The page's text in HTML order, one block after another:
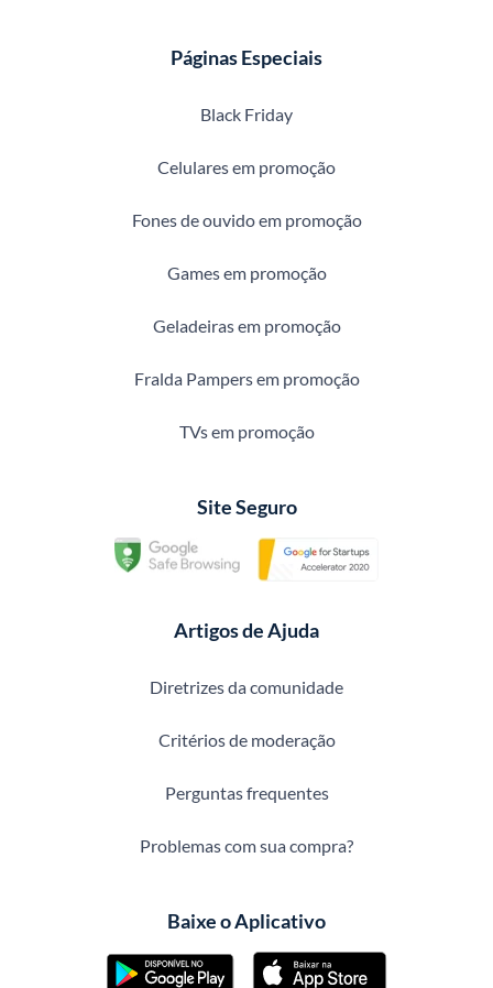
Páginas Especiais
Black Friday
Celulares em promoção
Fones de ouvido em promoção
Games em promoção
Geladeiras em promoção
Fralda Pampers em promoção
TVs em promoção
Site Seguro
Artigos de Ajuda
Diretrizes da comunidade
Critérios de moderação
Perguntas frequentes
Problemas com sua compra?
Baixe o Aplicativo